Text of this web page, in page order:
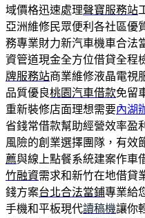
域價格迅速處理聲寶服務站
亞洲維修民眾便利各社區優
務專業財力新汽車機車合法
資管道現金全方位借貸全程
牌服務站商業維修液晶電視
品質優良桃園汽車借款免留
重新裝修店面理想需要內湖
省錢常借款幫助經營效率盈
風險的創業選擇團隊，有效
薦與線上點餐系統建案作車
竹融資需求和新竹在地借貸
錢方案台北合法當鋪專業給
手機和平板現代讀稿機讓你